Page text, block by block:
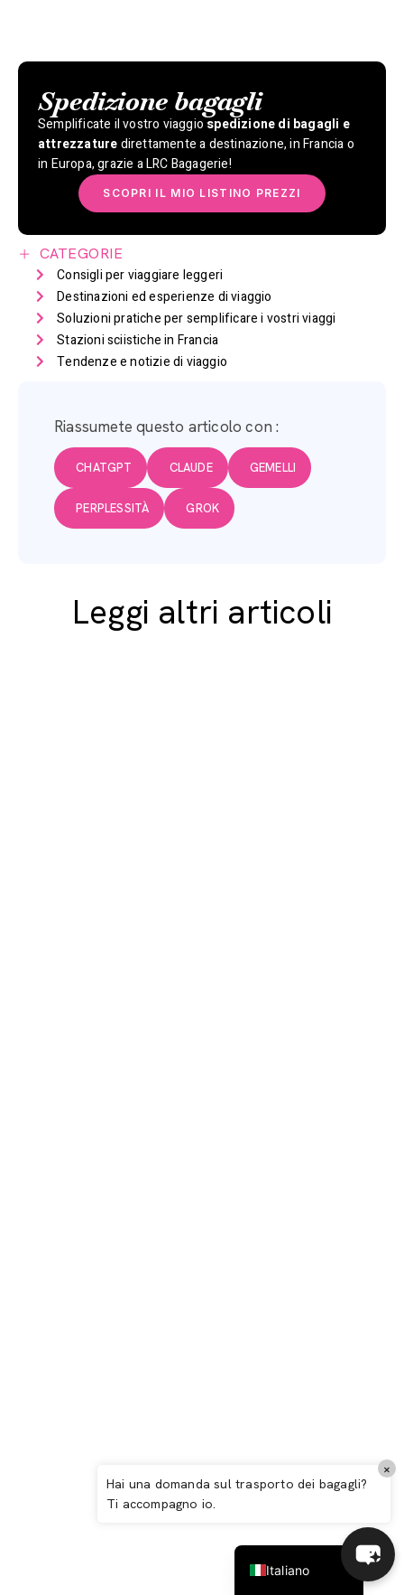
Riassumete questo articolo con :
CHATGPT CLAUDE GEMELLI
PERPLESSITÀ GROK
CATEGORIE
Consigli per viaggiare leggeri
Destinazioni ed esperienze di viaggio
Soluzioni pratiche per semplificare i vostri viaggi
Stazioni sciistiche in Francia
Tendenze e notizie di viaggio
Spedizione bagagli
Semplificate il vostro viaggio spedizione di bagagli e
attrezzaturedirettamente a destinazione, in Francia o
in Europa, grazie a LRC Bagagerie!
SCOPRI IL MIO LISTINO PREZZI
Leggi altri articoli
Arcachon: Guida completa 2026 – Un
mondo a parte
Hai una domanda sul trasporto dei bagagli?
Ti accompagno io.
×
Italiano
Deutsch